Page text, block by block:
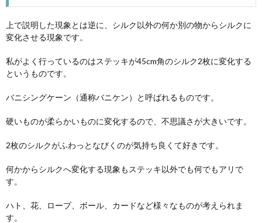
上で説明した現象とは逆に、シルク以外の何か別の物からシルクに
変化させる現象です。
私がよく行っているのはステッキが45cm角のシルク2枚に変化する
というものです。
バニシングケーン（通称バニケン）と呼ばれるものです。
硬いものが柔らかいものに変化するので、不思議さが大きいです。
2枚のシルクがふわっとなびくのが気持ち良くて好きです。
何かからシルクへ変化する現象もステッキ以外でも何でもアリで
す。
ハト、花、ロープ、ボール、カードなど様々なものが考えられま
す。